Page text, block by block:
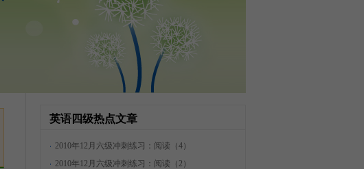
英语四级热点文章
2010年12月六级冲刺练习：阅读（4）
2010年12月六级冲刺练习：阅读（2）